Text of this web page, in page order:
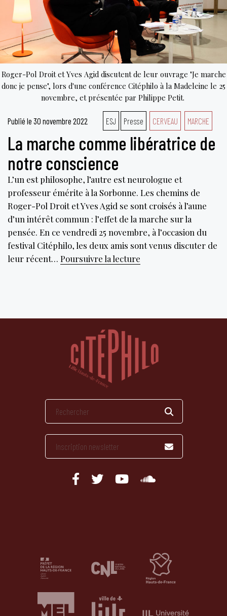
Roger-Pol Droit et Yves Agid discutent de leur ouvrage "Je marche
donc je pense", lors d'une conférence Citéphilo à la Madeleine le 25
novembre, et présentée par Philippe Petit.
Publié le 30 novembre 2022 ESJ Presse CERVEAU MARCHE
La marche comme libératrice de
notre conscience
L’un est philosophe, l’autre est neurologue et
professeur émérite à la Sorbonne. Les chemins de
Roger-Pol Droit et Yves Agid se sont croisés à l’aune
d’un intérêt commun : l’effet de la marche sur la
pensée. En ce vendredi 25 novembre, à l’occasion du
festival Citéphilo, les deux amis sont venus discuter de
leur récent… Poursuivre la lecture